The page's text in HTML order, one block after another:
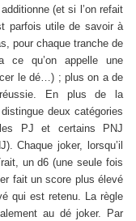
(et si l’on refait
parfois utile de savoir à
pour chaque tranche de
qu’on appelle une
le dé…) ; plus on a de
réussie. En plus de la
deux catégories
PJ et certains PNJ
Chaque joker, lorsqu’il
un d6 (une seule fois
fait un score plus élevé
qui est retenu. La règle
au dé joker. Par